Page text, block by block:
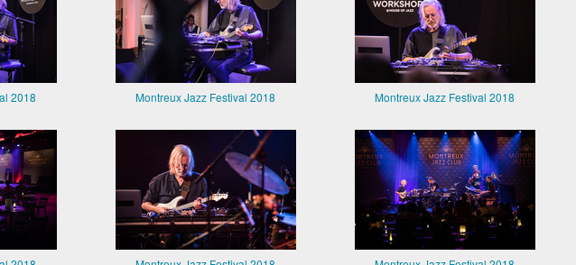
2018 Montreux Jazz Festival 2018 Montreux Jazz Festival 2018